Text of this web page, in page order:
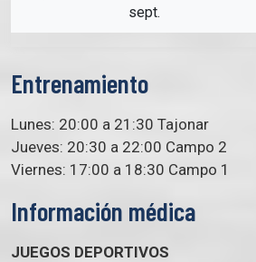
sept.
Entrenamiento
Lunes: 20:00 a 21:30 Tajonar
Jueves: 20:30 a 22:00 Campo 2
Viernes: 17:00 a 18:30 Campo 1
Información médica
JUEGOS DEPORTIVOS